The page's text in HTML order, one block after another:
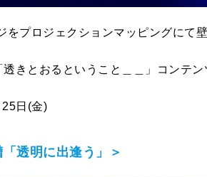
をプロジェクションマッピングにて
きとおるということ＿＿」コンテン
日(金)
透明に出逢う」＞